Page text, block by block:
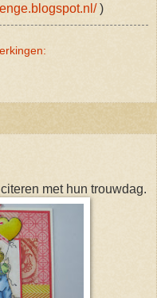
)
met hun trouwdag.